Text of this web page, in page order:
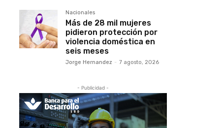
Nacionales
Más de 28 mil mujeres
pidieron protección por
violencia doméstica en
seis meses
Jorge Hernandez - 7 agosto, 2026
- Publicidad -